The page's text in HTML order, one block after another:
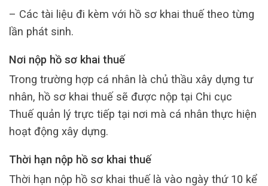
– Các tài liệu đi kèm với hồ sơ khai thuế theo từng
lần phát sinh.
Nơi nộp hồ sơ khai thuế
Trong trường hợp cá nhân là chủ thầu xây dựng tư
nhân, hồ sơ khai thuế sẽ được nộp tại Chi cục
Thuế quản lý trực tiếp tại nơi mà cá nhân thực hiện
hoạt động xây dựng.
Thời hạn nộp hồ sơ khai thuế
Thời hạn nộp hồ sơ khai thuế là vào ngày thứ 10 kể